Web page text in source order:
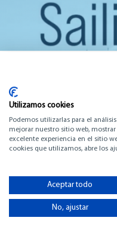
PALMA
BOAT
01.05.2022
PALMA
Utilizamos cookies
Podemos utilizarlas para el
mejorar nuestro sitio web,
excelente experiencia en el sitio
cookies que utilizamos, abre los
Aceptar todo
No, ajustar